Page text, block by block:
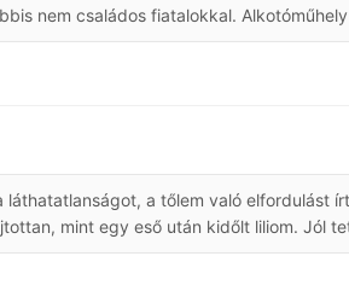
nem családos fiatalokkal.
a tőlem való elfordulást
mint egy eső után kidőlt liliom. Jól